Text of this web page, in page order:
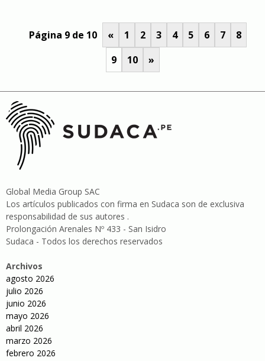
Página 9 de 10 « 1 2 3 4 5 6 7
8
9
10 »
Global Media Group SAC
Los artículos publicados con firma en Sudaca son de exclusiva
responsabilidad de sus autores .
Prolongación Arenales Nº 433 - San Isidro
Sudaca - Todos los derechos reservados
Archivos
agosto 2026
julio 2026
junio 2026
mayo 2026
abril 2026
marzo 2026
febrero 2026